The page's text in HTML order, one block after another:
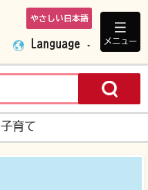
下妻市ホームペ
やさしい日本語
Language メニュー
子育て